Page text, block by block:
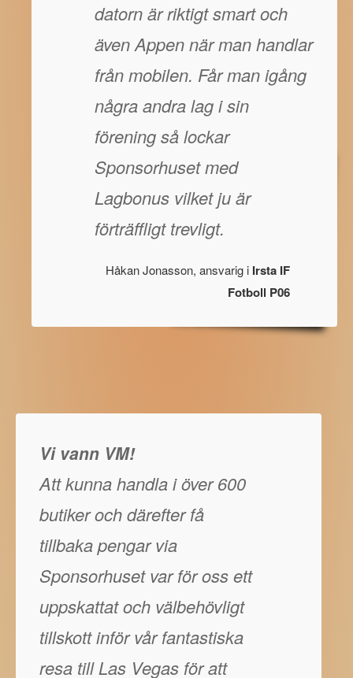
datorn är riktigt smart och
även Appen när man handlar
från mobilen. Får man igång
några andra lag i sin
förening så lockar
Sponsorhuset med
Lagbonus vilket ju är
förträffligt trevligt.
Håkan Jonasson, ansvarig i Irsta IF
Fotboll P06
Vi vann VM!
Att kunna handla i över 600
butiker och därefter få
tillbaka pengar via
Sponsorhuset var för oss ett
uppskattat och välbehövligt
tillskott inför vår fantastiska
resa till Las Vegas för att